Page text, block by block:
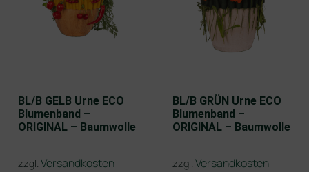
BL/B GELB Urne ECO
Blumenband –
ORIGINAL – Baumwolle
zzgl. Versandkosten
BL/B GRÜN Urne ECO
Blumenband –
ORIGINAL – Baumwolle
zzgl. Versandkosten